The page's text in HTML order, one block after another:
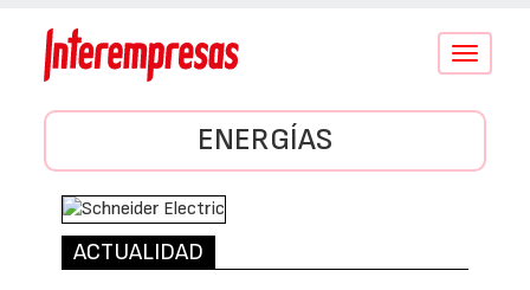
Conmutar
ENERGÍAS
ACTUALIDAD